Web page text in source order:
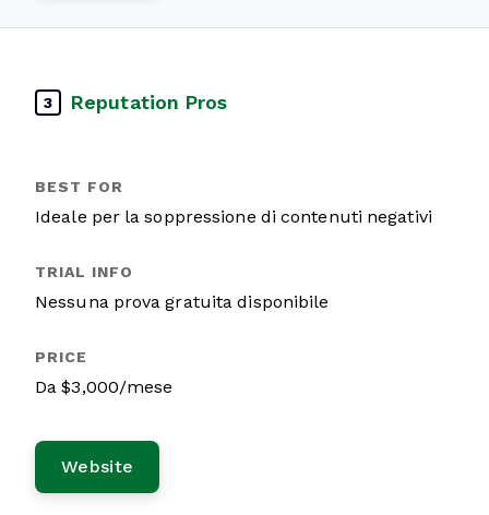
3 Reputation Pros
Ideale per la soppressione di contenuti negativi
Nessuna prova gratuita disponibile
Da $3,000/mese
Website